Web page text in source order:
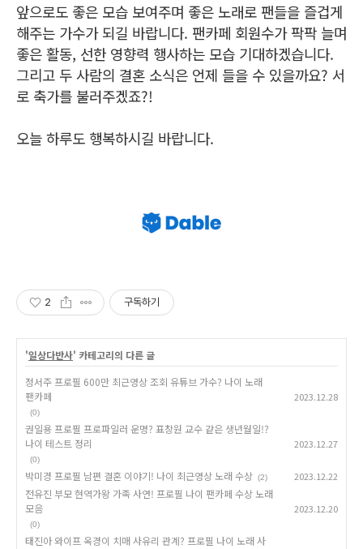
앞으로도 좋은 모습 보여주며 좋은 노래로 팬들을 즐겁게
해주는 가수가 되길 바랍니다. 팬카페 회원수가 팍팍 늘며
좋은 활동, 선한 영향력 행사하는 모습 기대하겠습니다.
그리고 두 사람의 결혼 소식은 언제 들을 수 있을까요? 서
로 축가를 불러주겠죠?!
오늘 하루도 행복하시길 바랍니다.
2 구독하기
'일상다반사' 카테고리의 다른 글
정서주 프로필 600만 최근영상 조회 유튜브 가수? 나이 노래
팬카페
(0)
2023.12.28
권일용 프로필 프로파일러 운명? 표창원 교수 같은 생년월일!?
나이 테스트 정리
(0)
2023.12.27
박미경 프로필 남편 결혼 이야기! 나이 최근영상 노래 수상 (2) 2023.12.22
전유진 부모 현역가왕 가족 사연! 프로필 나이 팬카페 수상 노래
모음
(0)
2023.12.20
태진아 와이프 옥경이 치매 사유리 관계? 프로필 나이 노래 사